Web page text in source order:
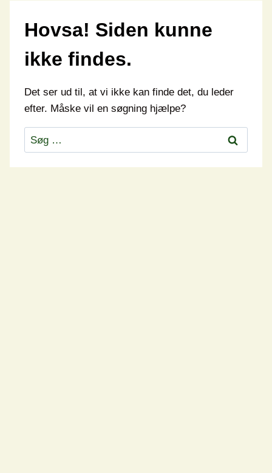
Hovsa! Siden kunne
ikke findes.
Det ser ud til, at vi ikke kan finde det, du leder
efter. Måske vil en søgning hjælpe?
Søg
efter: